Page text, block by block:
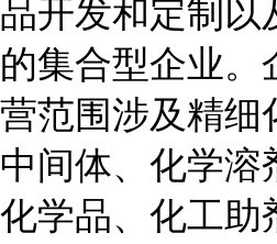
品开发和定制以
的集合型企业。
营范围涉及精细
中间体、化学溶
化学品、化工助